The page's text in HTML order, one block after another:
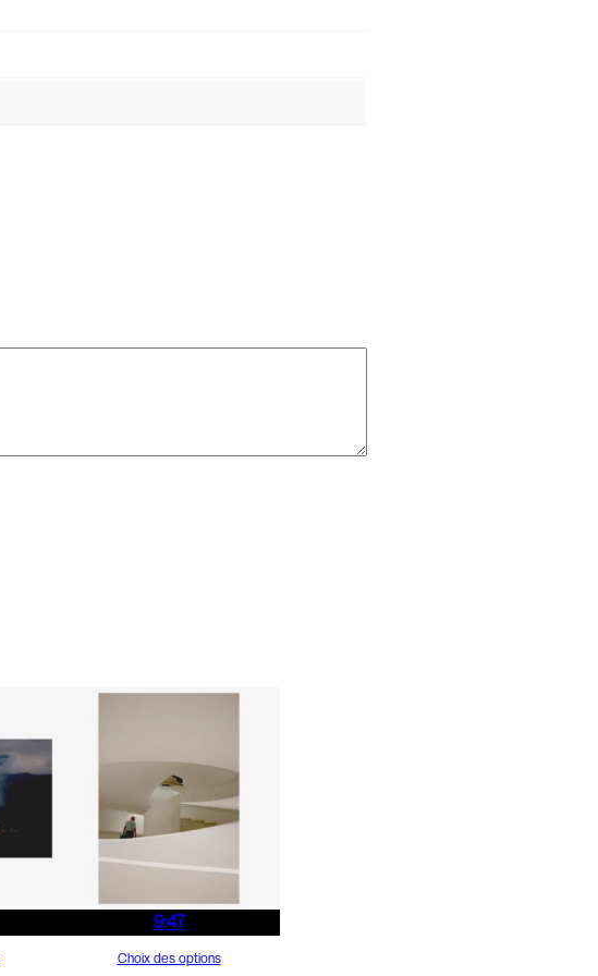
9:47
Choix des options